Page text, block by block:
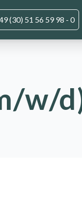
(30) 51 56 59 98 - 0
w/